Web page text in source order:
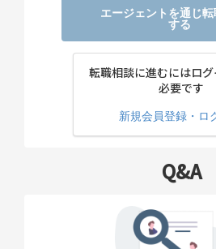
エージェントを通じ
する
転職相談に進むにはロ
必要です
新規会員登録・ロ
Q&A